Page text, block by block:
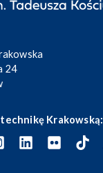
24
Krakowską: